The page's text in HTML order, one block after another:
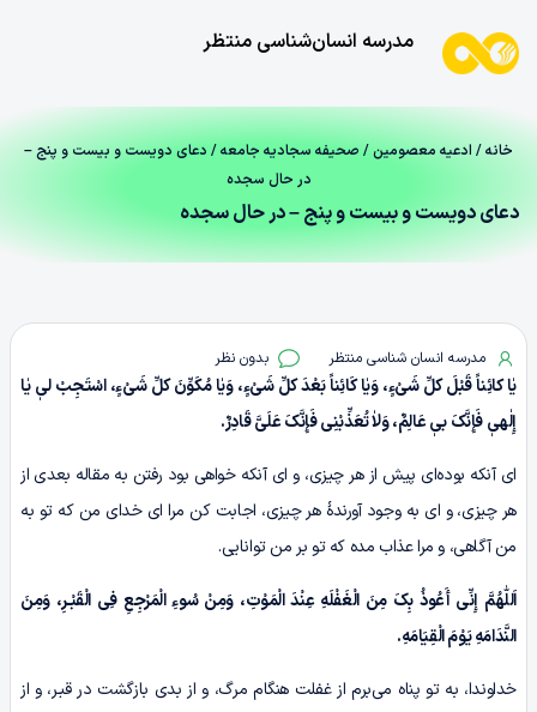
مدرسه انسان‌شناسی منتظر
خانه/ ادعیه معصومین/ صحیفه سجادیه جامعه/ دعای دویست و بیست و پنج –
در حال سجده
دعای دویست و بیست و پنج – در حال سجده
مدرسه انسان شناسی منتظر بدون نظر
یٰا کائِناً قَبْلَ کلِّ شَیْءٍ، وَیٰا کَائِناً بَعْدَ کلِّ شَیْءٍ، وَیٰا مُکَوِّنَ کلِّ شَیْءٍ، اسْتَجِبْ لیٖ یٰا
إِلٰهیٖ فَإِنَّکَ بیٖ عَالِمٌ، وَلاٰ تُعَذِّبْنِی فَإِنَّکَ عَلَیَّ قَادِرٌ.
ای آنکه بوده‌ای پیش از هر چیزی، و ای آنکه خواهی بود رفتن به مقاله بعدی از
هر چیزی، و ای به وجود آورندۀ هر چیزی، اجابت کن مرا ای خدای من که تو به
من آگاهی، و مرا عذاب مده که تو بر من توانایی.
اَللّٰهُمَّ إِنِّی أَعُوذُ بِکَ مِنَ الْغَفْلَهِ عِنْدَ الْمَوْتِ، وَمِنْ سُوءِ الْمَرْجِعِ فِی الْقَبْـرِ، وَمِنَ
النَّدَامَهِ یَوْمَ الْقِیَامَهِ.
خداوندا، به تو پناه می‌برم از غفلت هنگام مرگ، و از بدی بازگشت در قبـر، و از